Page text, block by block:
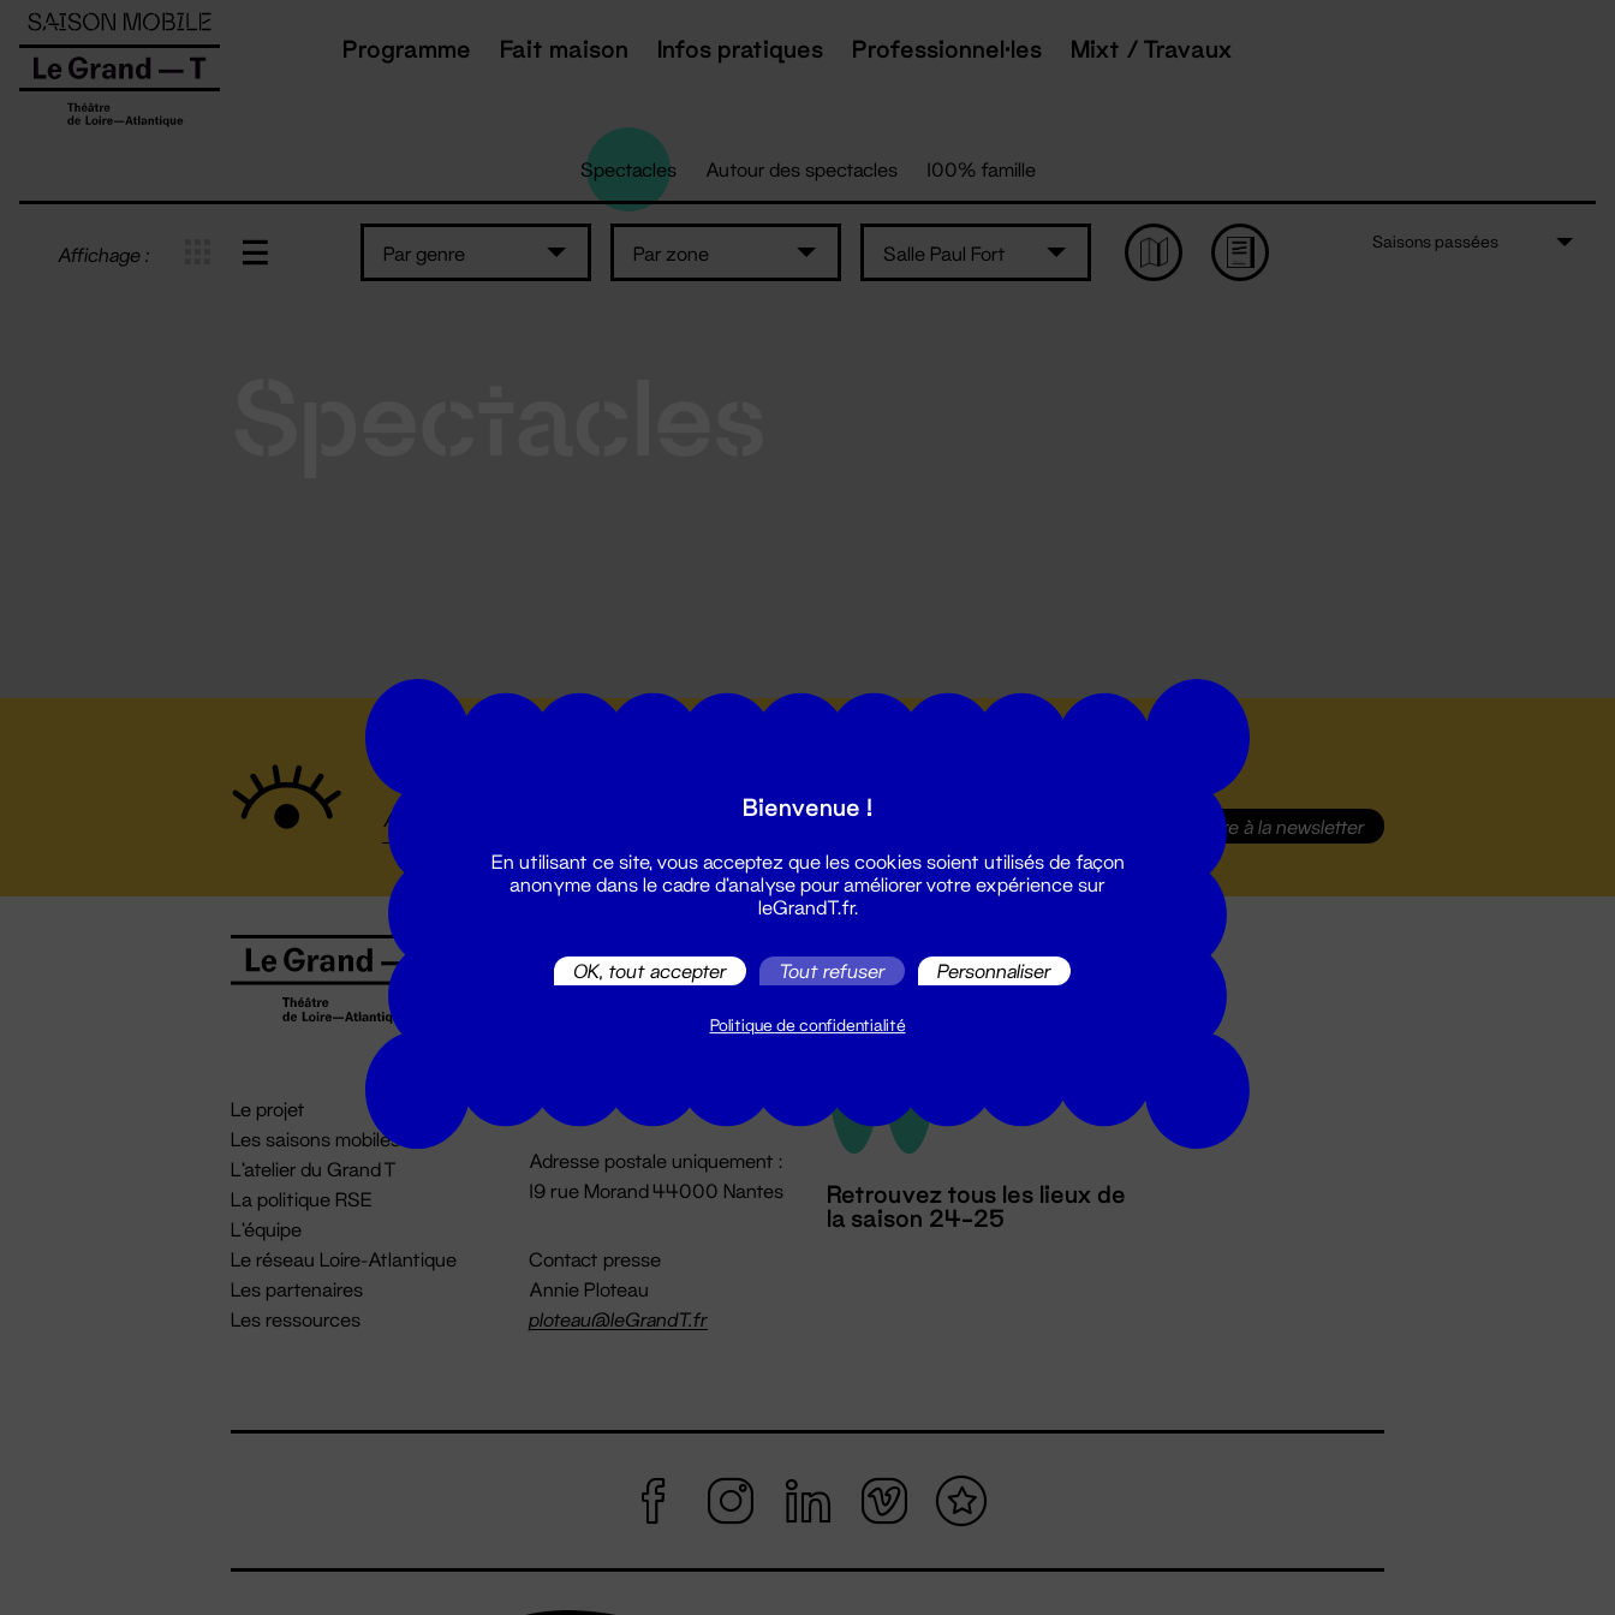
Programme Fait maison Infos pratiques Professionnel·les Mixt / Travaux
Spectacles Autour des spectacles 100% famille
Affichage : Par genre Par zone Salle Paul Fort
Saisons passées
S'inscrire à la newsletter
Le projet
Les saisons mobiles
L'atelier du Grand T
La politique RSE
L'équipe
Le réseau Loire-Atlantique
Les partenaires
Les ressources
02 51 88 25 25
Du lundi au vendredi 14h → 18h
Adresse postale uniquement :
19 rue Morand 44000 Nantes
Contact presse
Annie Ploteau
ploteau@leGrandT.fr
Retrouvez tous les lieux de
la saison 24-25
Panneau de gestion des cookies
Bienvenue !
En utilisant ce site, vous acceptez que les cookies soient utilisés de façon
anonyme dans le cadre d'analyse pour améliorer votre expérience sur
leGrandT.fr.
OK, tout accepter Tout refuser Personnaliser
Politique de confidentialité